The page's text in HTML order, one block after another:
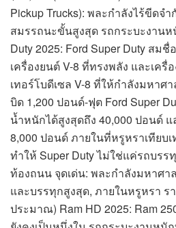
Pickup Trucks): พละกำลังไร้ขีดจ
สมรรถนะขั้นสูงสุด รถกระบะงาน
Duty 2025: Ford Super Duty สมชื่
เครื่องยนต์ V-8 ที่ทรงพลัง และเครื่
เทอร์โบดีเซล V-8 ที่ให้กำลังมหาศ
บิด 1,200 ปอนด์-ฟุต Ford Super
น้ำหนักได้สูงสุดถึง 40,000 ปอนด์
8,000 ปอนด์ ภายในที่หรูหราเทียบ
ทำให้ Super Duty ไม่ใช่แค่รถบรร
ท้องถนน จุดเด่น: พละกำลังมหาศา
และบรรทุกสูงสุด, ภายในหรูหรา ร
ประมาณ) Ram HD 2025: Ram